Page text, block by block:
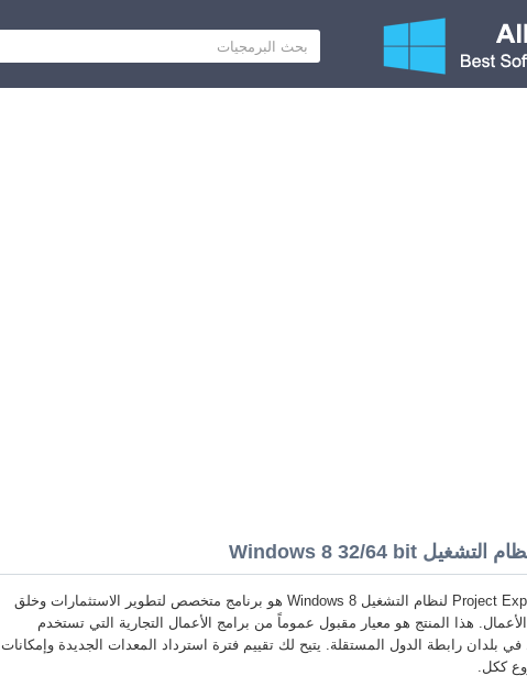
Project Expert لنظام التشغيل Windows 8 هو برنامج متخصص لتطوير الاستثمارات وخلق
هذا المنتج هو معيار مقبول عموماً من برامج الأعمال التجارية التي تستخدم
بلدان رابطة الدول المستقلة. يتيح لك تقييم فترة استرداد المعدات الجديدة وإمكانات
ككل.